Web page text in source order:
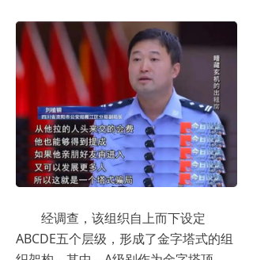
经调查，该组织自上而下设定
ABCDE五个层级，形成了金字塔式的组